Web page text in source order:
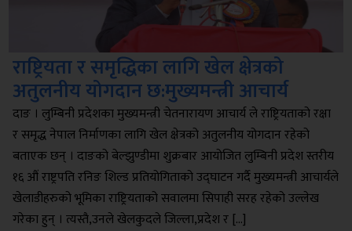
राष्ट्रियता र समृद्धिका लागि खेल क्षेत्रको
अतुलनीय योगदान छ:मुख्यमन्त्री आचार्य
दाङ । लुम्बिनी प्रदेशका मुख्यमन्त्री चेतनारायण आचार्य ले राष्ट्रियताको रक्षा
र समृद्ध नेपाल निर्माणका लागि खेल क्षेत्रको अतुलनीय योगदान रहेको
बताएक छन् । दाङको बेल्झुण्डीमा शुक्रबार आयोजित लुम्बिनी प्रदेश स्तरीय
१६ औं राष्ट्रपति रनिङ शिल्ड प्रतियोगिताको उद्घाटन गर्दै मुख्यमन्त्री आचार्यले
खेलाडीहरुको भूमिका राष्ट्रियताको सवालमा सिपाही सरह रहेको उल्लेख
गरेका हुन् । त्यस्तै,उनले खेलकुदले जिल्ला,प्रदेश र […]